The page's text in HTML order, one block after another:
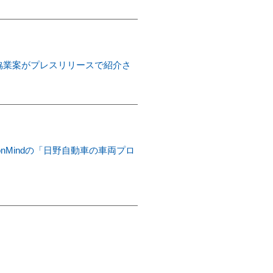
案がプレスリリースで紹介さ
の「日野自動車の車両プロ